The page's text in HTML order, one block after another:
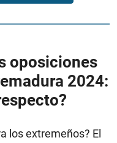
oposiciones
2024:
los extremeños? El